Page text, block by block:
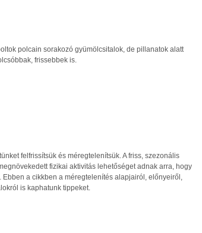
polcain sorakozó gyümölcsitalok, de pillanatok alatt
frissebbek is.
felfrissítsük és méregtelenítsük. A friss, szezonális
fizikai aktivitás lehetőséget adnak arra, hogy
a cikkben a méregtelenítés alapjairól, előnyeiről,
is kaphatunk tippeket.